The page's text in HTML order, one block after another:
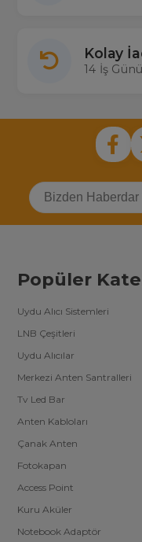
Kolay
14 İş
Popüler
Uydu Alıcı Sistemleri
LNB Çeşitleri
Uydu Alıcılar
Merkezi Anten Santralleri
Tv Led Bar
Anten Kabloları
Çanak Anten
Fotokapan
Access Point
Kuru Aküler
Notebook Adaptör